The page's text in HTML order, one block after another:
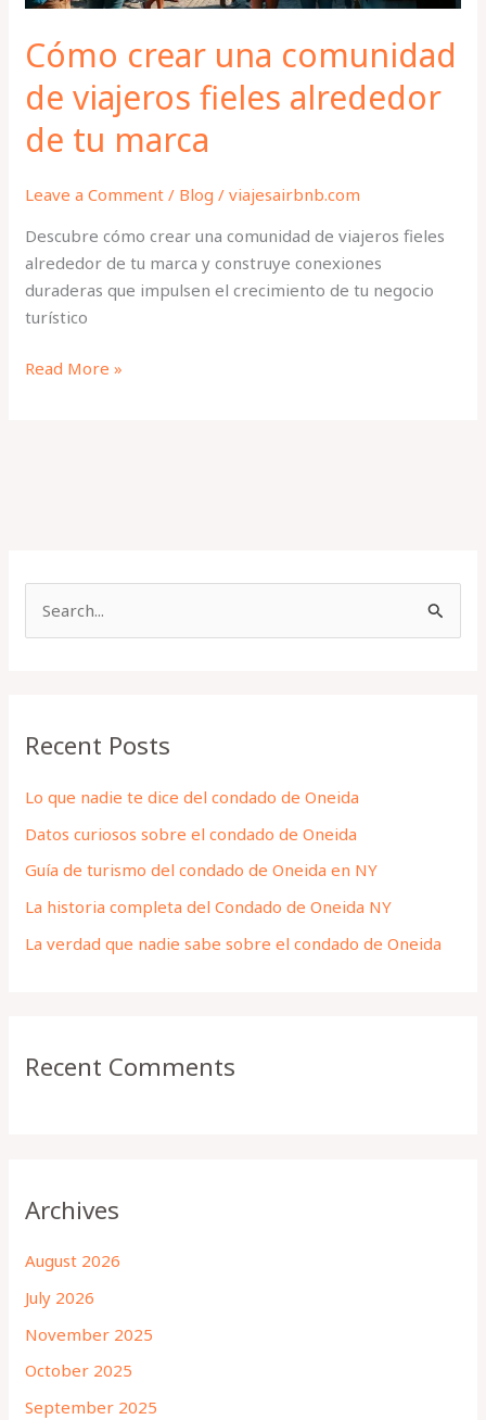
Cómo crear una comunidad
de viajeros fieles alrededor
de tu marca
Leave a Comment / Blog /viajesairbnb.com
Descubre cómo crear una comunidad de viajeros fieles
alrededor de tu marca y construye conexiones
duraderas que impulsen el crecimiento de tu negocio
turístico
tu
marca
Read More »
c
f
o
r
:
Recent Posts
Lo que nadie te dice del condado de Oneida
Datos curiosos sobre el condado de Oneida
Guía de turismo del condado de Oneida en NY
La historia completa del Condado de Oneida NY
La verdad que nadie sabe sobre el condado de Oneida
Recent Comments
Archives
August 2026
July 2026
November 2025
October 2025
September 2025